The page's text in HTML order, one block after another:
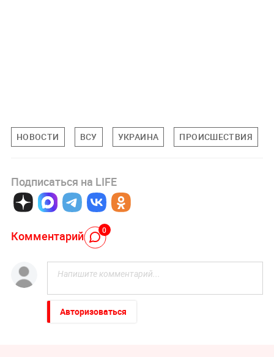
НОВОСТИ ВСУ УКРАИНА ПРОИСШЕСТВИЯ
Подписаться на LIFE
Комментарий 0
Авторизоваться